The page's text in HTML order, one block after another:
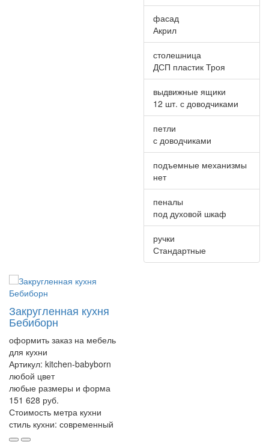
фасад
Акрил
столешница
ДСП пластик Троя
выдвижные ящики
12 шт. с доводчиками
петли
с доводчиками
подъемные механизмы
нет
пеналы
под духовой шкаф
ручки
Стандартные
Закругленная кухня
Бебиборн
оформить заказ на мебель
для кухни
Артикул: kitchen-babyborn
любой цвет
любые размеры и форма
151 628 руб.
Стоимость метра кухни
стиль кухни: современный